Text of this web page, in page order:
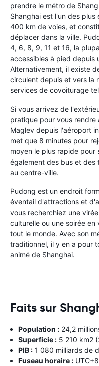
prendre le métro de
Shanghai est l'un des
400 km de voies, et
déplacer dans la ville.
4, 6, 8, 9, 11 et 16, la
accessibles à pied depuis
Alternativement, il existe
circulent depuis et vers la
services de covoiturage
Si vous arrivez de
pratique pour vous
Maglev depuis l'aéroport
met que 8 minutes pour
moyen le plus rapide pour
également des bus et des
au centre-ville.
Pudong est un endroit
éventail d'attractions et
vous recherchiez une
culturelle ou une soirée
tout le monde. Avec son
traditionnel, il y en a pour
animé de Shanghai.
Faits sur
Population : 24,2
Superficie : 5 210 km2
PIB : 1 080 milliards de
Fuseau horaire : UTC+8